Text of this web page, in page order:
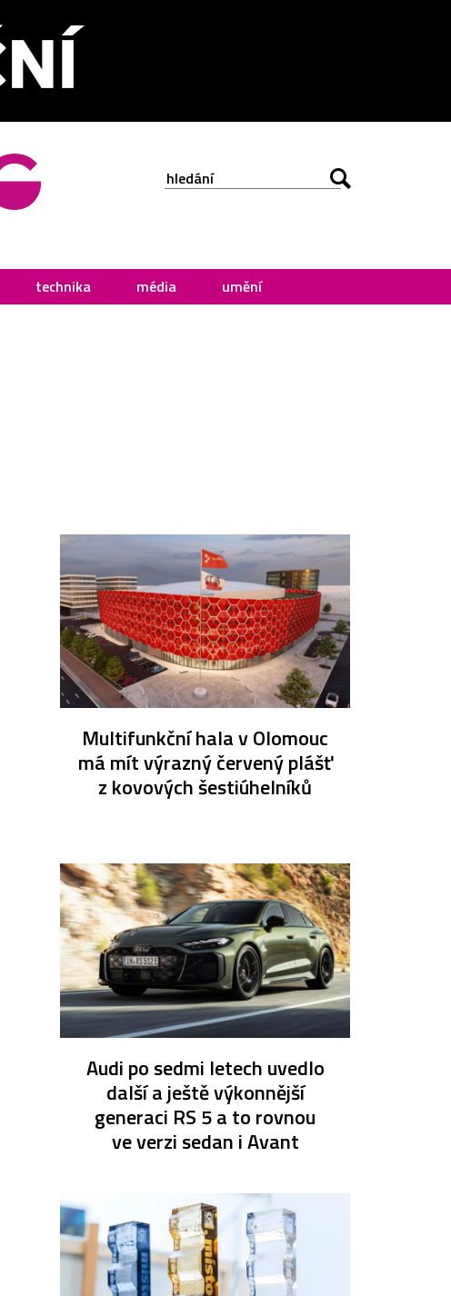
technika média umění
Multifunkční hala v Olomouc
má mít výrazný červený plášť
z kovových šestiúhelníků
Audi po sedmi letech uvedlo
další a ještě výkonnější
generaci RS 5 a to rovnou
ve verzi sedan i Avant